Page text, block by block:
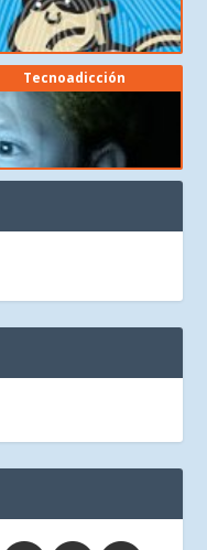
Tecnoadicción